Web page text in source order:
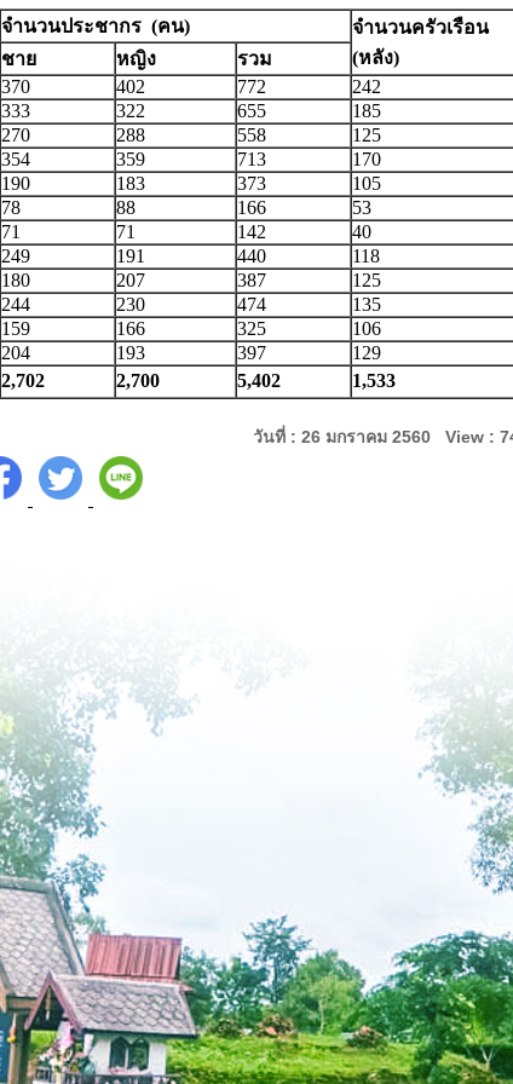
จำนวนประชากร (คน)
จำนวนครัวเรือน
(หลัง)
ชาย หญิง
รวม
370 402 772
242
333 322 655
185
270 288 558
125
354 359 713
170
190 183 373
105
78 88 166
53
71 71 142
40
249 191 440
118
180 207 387
125
244 230 474
135
159 166 325
106
204 193 397
129
2,702 2,700 5,402 1,533
วันที่ : 26 มกราคม 2560 View :